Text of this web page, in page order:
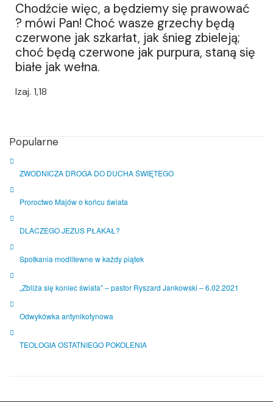
Chodźcie więc, a będziemy się prawować
? mówi Pan! Choć wasze grzechy będą
czerwone jak szkarłat, jak śnieg zbieleją;
choć będą czerwone jak purpura, staną się
białe jak wełna.
Izaj. 1,18
Popularne
ZWODNICZA DROGA DO DUCHA ŚWIĘTEGO
Proroctwo Majów o końcu świata
DLACZEGO JEZUS PŁAKAŁ?
Spotkania modlitewne w każdy piątek
„Zbliża się koniec świata” – pastor Ryszard Jankowski – 6.02.2021
Odwykówka antynikotynowa
TEOLOGIA OSTATNIEGO POKOLENIA